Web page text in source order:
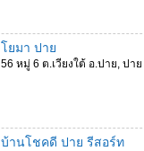
โยมา ปาย
56 หมู่ 6 ต.เวียงใต้ อ.ปาย, ปาย
บ้านโชคดี ปาย รีสอร์ท